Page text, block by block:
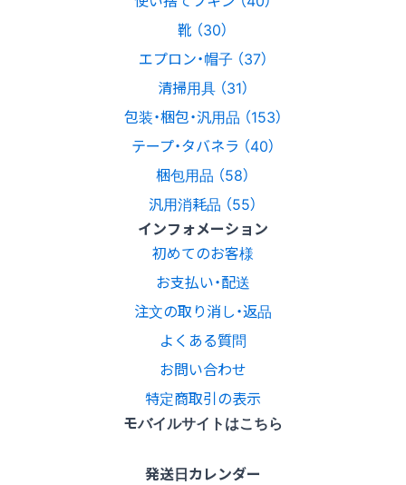
靴 （30）
エプロン・帽子 （37）
清掃用具 （31）
包装・梱包・汎用品 （153）
テープ・タバネラ （40）
梱包用品 （58）
汎用消耗品 （55）
インフォメーション
初めてのお客様
お支払い・配送
注文の取り消し・返品
よくある質問
お問い合わせ
特定商取引の表示
モバイルサイトはこちら
発送日カレンダー